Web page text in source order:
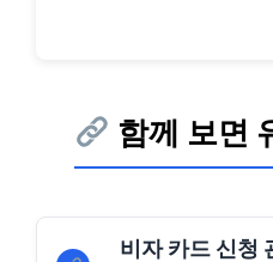
함께 보면
비자 카드 신청